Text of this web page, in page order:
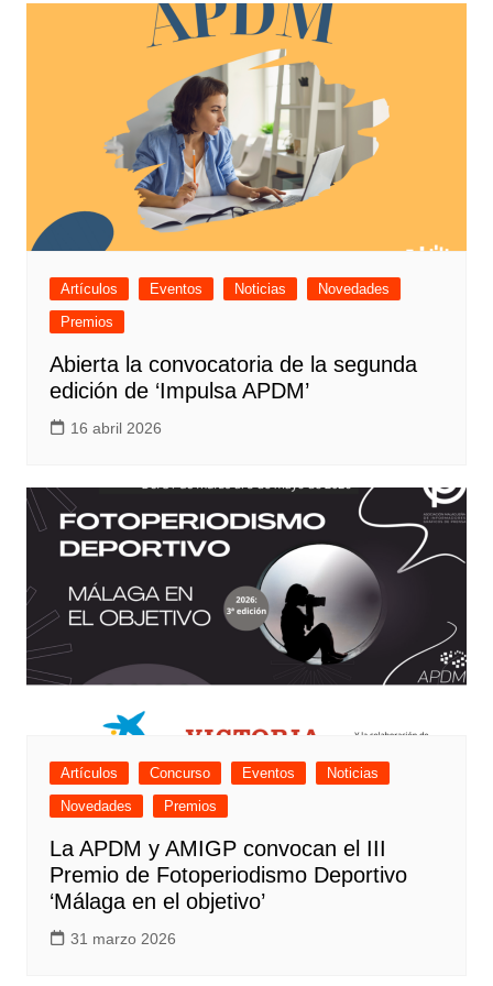
Artículos Eventos Noticias
Novedades
Premios
Abierta la convocatoria de la segunda
edición de ‘Impulsa APDM’
16 abril 2026
Artículos Concurso Eventos
Noticias
Novedades
Premios
La APDM y AMIGP convocan el III
Premio de Fotoperiodismo Deportivo
‘Málaga en el objetivo’
31 marzo 2026